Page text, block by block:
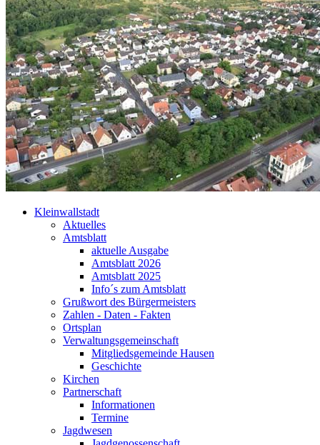
Kleinwallstadt
Aktuelles
Amtsblatt
aktuelle Ausgabe
Amtsblatt 2026
Amtsblatt 2025
Info´s zum Amtsblatt
Grußwort des Bürgermeisters
Zahlen - Daten - Fakten
Ortsplan
Verwaltungsgemeinschaft
Mitgliedsgemeinde Hausen
Geschichte
Kirchen
Partnerschaft
Informationen
Termine
Jagdwesen